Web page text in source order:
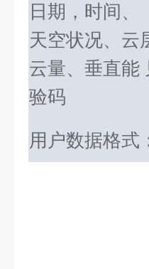
日期，时间、
天空状况、云
云量、垂直能
验码
用户数据格式